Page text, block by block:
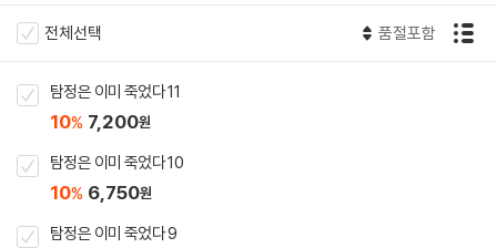
전체선택 품절포함
탐정은 이미 죽었다 11
10% 7,200원
탐정은 이미 죽었다 10
10% 6,750원
탐정은 이미 죽었다 9